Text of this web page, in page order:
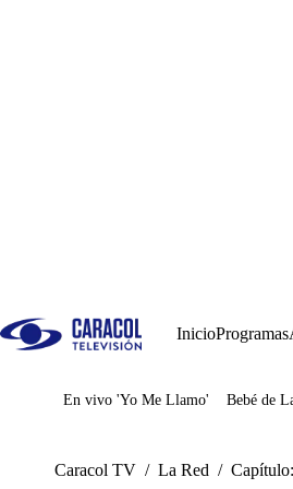
InicioProgramas
Juegos
En vivo 'Yo Me Llamo' Bebé de
Caracol TV / La Red /